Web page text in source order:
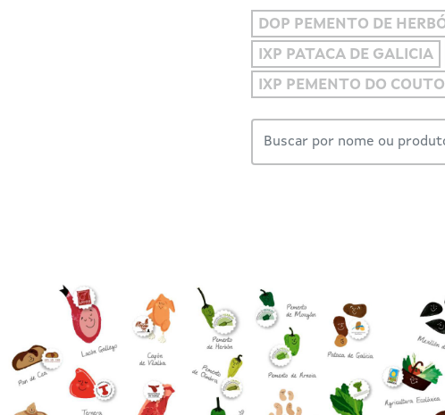
DOP PEMENTO DE
IXP PATACA DE GALICIA
IXP PEMENTO DO COUTO